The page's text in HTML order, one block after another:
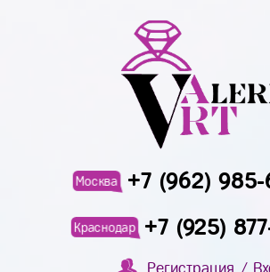
Москва +7 (962)
Краснодар +7 (925)
Регистрация /